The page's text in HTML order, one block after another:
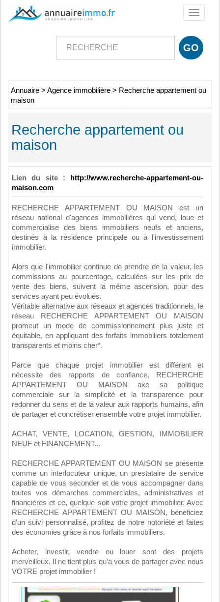
Toggle
Annuaire > Agence immobilière > Recherche appartement ou
maison
Recherche appartement ou
maison
Lien du site :
http://www.recherche-appartement-ou-
maison.com
RECHERCHE APPARTEMENT OU MAISON est un
réseau national d'agences immobilières qui vend, loue et
commercialise des biens immobiliers neufs et anciens,
destinés à la résidence principale ou à l'investissement
immobilier.
Alors que l'immobilier continue de prendre de la valeur, les
commissions au pourcentage, calculées sur les prix de
vente des biens, suivent la même ascension, pour des
services ayant peu évolués.
Véritable alternative aux réseaux et agences traditionnels, le
réseau RECHERCHE APPARTEMENT OU MAISON
promeut un mode de commissionnement plus juste et
équitable, en appliquant des forfaits immobiliers totalement
transparents et moins cher*.
Parce que chaque projet immobilier est différent et
nécessite des rapports de confiance, RECHERCHE
APPARTEMENT OU MAISON axe sa politique
commerciale sur la simplicité et la transparence pour
redonner du sens et de la valeur aux rapports humains, afin
de partager et concrétiser ensemble votre projet immobilier.
ACHAT, VENTE, LOCATION, GESTION, IMMOBILIER
NEUF et FINANCEMENT...
RECHERCHE APPARTEMENT OU MAISON se présente
comme un interlocuteur unique, un prestataire de service
capable de vous seconder et de vous accompagner dans
toutes vos démarches commerciales, administratives et
financières et ce, quelque soit votre projet immobilier. Avec
RECHERCHE APPARTEMENT OU MAISON, bénéficiez
d’un suivi personnalisé, profitez de notre notoriété et faites
des économies grâce à nos forfaits immobiliers.
Acheter, investir, vendre ou louer sont des projets
merveilleux. Il ne tient plus qu’à vous de partager avec nous
VOTRE projet immobilier !